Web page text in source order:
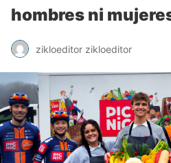
hombres ni
zikloeditor zikloeditor